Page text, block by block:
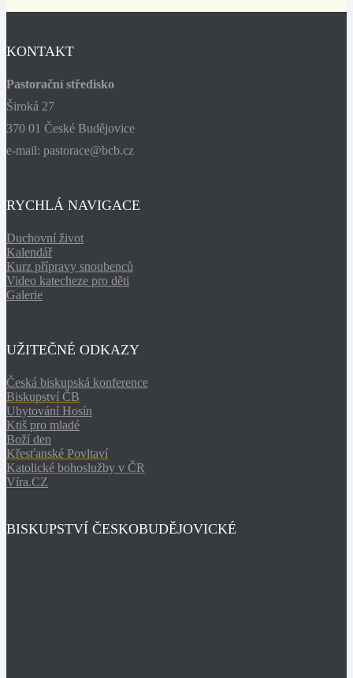
KONTAKT
Pastorační středisko
Široká 27
370 01 České Budějovice
e-mail: pastorace@bcb.cz
RYCHLÁ NAVIGACE
Duchovní život
Kalendář
Kurz přípravy snoubenců
Video katecheze pro děti
Galerie
UŽITEČNÉ ODKAZY
Česká biskupská konference
Biskupství ČB
Ubytování Hosín
Ktiš pro mladé
Boží den
Křesťanské Povltaví
Katolické bohoslužby v ČR
Víra.CZ
BISKUPSTVÍ ČESKOBUDĚJOVICKÉ